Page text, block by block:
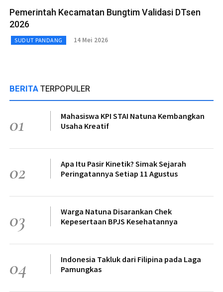
Pemerintah Kecamatan Bungtim Validasi DTsen
2026
SUDUT PANDANG 14 Mei 2026
BERITA TERPOPULER
01
Mahasiswa KPI STAI Natuna Kembangkan
Usaha Kreatif
02
Apa Itu Pasir Kinetik? Simak Sejarah
Peringatannya Setiap 11 Agustus
03
Warga Natuna Disarankan Chek
Kepesertaan BPJS Kesehatannya
04
Indonesia Takluk dari Filipina pada Laga
Pamungkas